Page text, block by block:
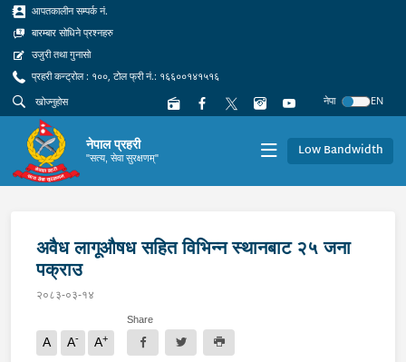
आपतकालीन सम्पर्क नं.
बारम्बार सोधिने प्रश्नहरु
उजुरी तथा गुनासो
प्रहरी कन्ट्रोल : १००, टोल फ्री नं.: १६६००१४१५१६
नेपा
EN
नेपाल प्रहरी
"सत्य, सेवा सुरक्षणम्" Low Bandwidth
अवैध लागूऔषध सहित विभिन्न स्थानबाट २५ जना
पक्राउ
२०८३-०३-१४
A A- A+
Share